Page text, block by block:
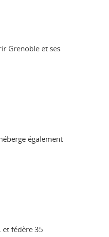
Grenoble et ses
également
et fédère 35